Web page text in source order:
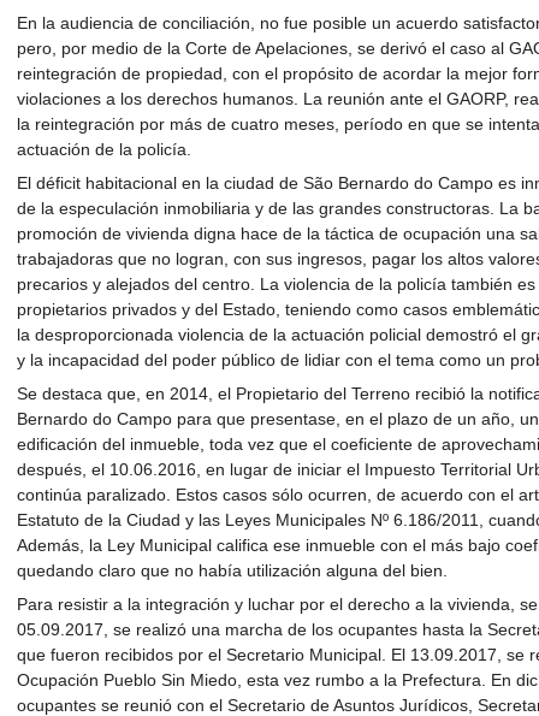
En la audiencia de conciliación, no fue posible un acuerdo
pero, por medio de la Corte de Apelaciones, se derivó el caso al
reintegración de propiedad, con el propósito de acordar la mejor
violaciones a los derechos humanos. La reunión ante el GAORP,
la reintegración por más de cuatro meses, período en que se
actuación de la policía.
El déficit habitacional en la ciudad de São Bernardo do Campo es
de la especulación inmobiliaria y de las grandes constructoras. La
promoción de vivienda digna hace de la táctica de ocupación una
trabajadoras que no logran, con sus ingresos, pagar los altos
precarios y alejados del centro. La violencia de la policía también
propietarios privados y del Estado, teniendo como casos
la desproporcionada violencia de la actuación policial demostró el
y la incapacidad del poder público de lidiar con el tema como un
Se destaca que, en 2014, el Propietario del Terreno recibió la
Bernardo do Campo para que presentase, en el plazo de un año,
edificación del inmueble, toda vez que el coeficiente de
después, el 10.06.2016, en lugar de iniciar el Impuesto Territorial
continúa paralizado. Estos casos sólo ocurren, de acuerdo con el
Estatuto de la Ciudad y las Leyes Municipales Nº 6.186/2011,
Además, la Ley Municipal califica ese inmueble con el más bajo
quedando claro que no había utilización alguna del bien.
Para resistir a la integración y luchar por el derecho a la vivienda,
05.09.2017, se realizó una marcha de los ocupantes hasta la
que fueron recibidos por el Secretario Municipal. El 13.09.2017, se
Ocupación Pueblo Sin Miedo, esta vez rumbo a la Prefectura. En
ocupantes se reunió con el Secretario de Asuntos Jurídicos,